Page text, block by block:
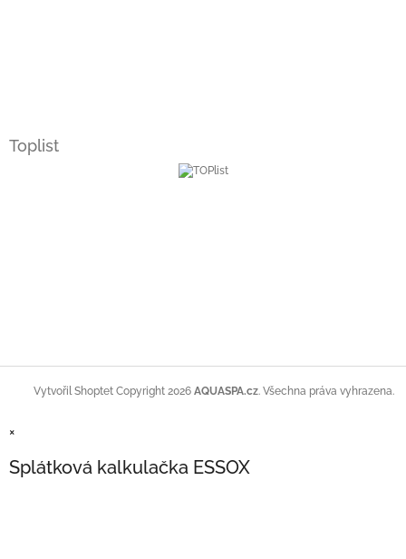
Toplist
Vytvořil Shoptet Copyright 2026 AQUASPA.cz. Všechna práva vyhrazena.
×
Splátková kalkulačka ESSOX